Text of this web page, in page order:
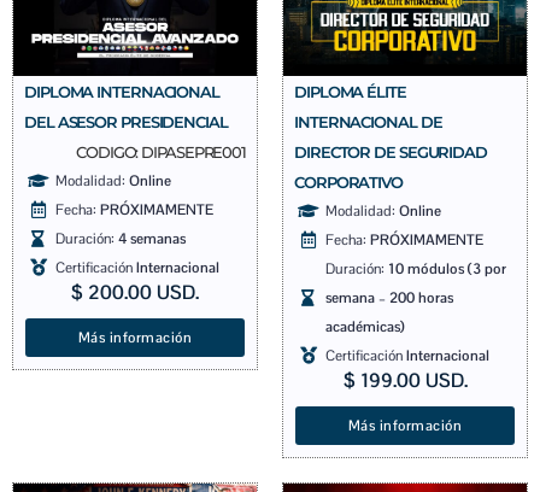
DIPLOMA INTERNACIONAL
DEL ASESOR PRESIDENCIAL
CODIGO: DIPASEPRE001
Modalidad: Online
Fecha: PRÓXIMAMENTE
Duración: 4 semanas
CertificaciónInternacional
$ 200.00 USD.
Más información
DIPLOMA ÉLITE
INTERNACIONAL DE
DIRECTOR DE SEGURIDAD
CORPORATIVO
Modalidad: Online
Fecha: PRÓXIMAMENTE
Duración: 10 módulos (3 por
semana – 200 horas
académicas)
CertificaciónInternacional
$ 199.00USD.
Más información